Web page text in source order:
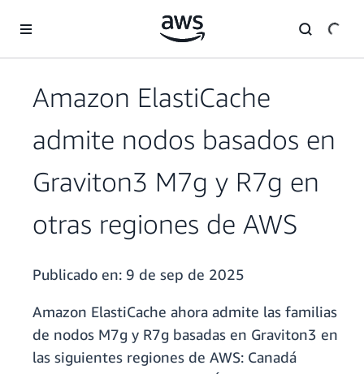
Amazon ElastiCache
admite nodos basados en
Graviton3 M7g y R7g en
otras regiones de AWS
Publicado en: 9 de sep de 2025
Amazon ElastiCache ahora admite las familias
de nodos M7g y R7g basadas en Graviton3 en
las siguientes regiones de AWS: Canadá